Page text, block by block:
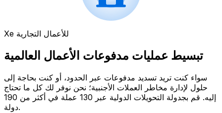
Xe للأعمال التجارية
تبسيط عمليات مدفوعات الأعمال العالمية
سواء كنت تريد تسديد مدفوعات عبر الحدود، أو كنت بحاجة إلى
حلول لإدارة مخاطر العملات الأجنبية؛ نحن نوفر لك كل ما تحتاج
إليه. قم بجدولة التحويلات الدولية عبر 130 عملة في أكثر من 190
دولة.